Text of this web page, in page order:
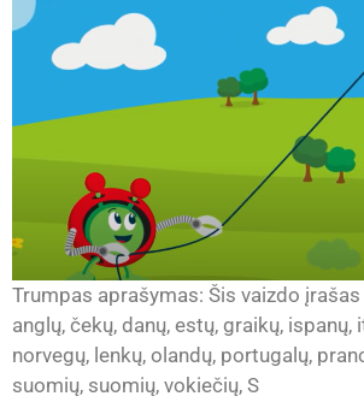
Trumpas aprašymas: Šis vaizdo
anglų, čekų, danų, estų, graikų, ispanų,
norvegų, lenkų, olandų, portugalų,
suomių, suomių, vokiečių, S